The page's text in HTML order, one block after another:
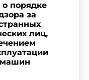
о порядке
за
лиц,
машин